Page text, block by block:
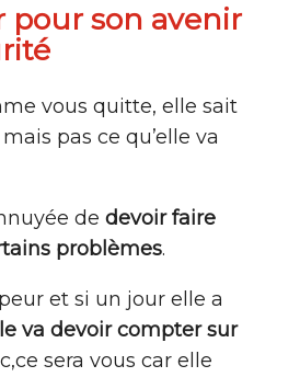
pour son avenir
vous quitte, elle sait
pas ce qu’elle va
de devoir faire
problèmes.
et si un jour elle a
va devoir compter sur
sera vous car elle